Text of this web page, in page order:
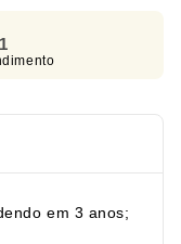
em 3 anos;